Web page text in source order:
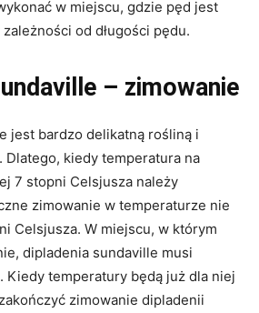
w miejscu, gdzie pęd jest
od długości pędu.
– zimowanie
jest bardzo delikatną rośliną i
Dlatego, kiedy temperatura na
7 stopni Celsjusza należy
zimowanie w temperaturze nie
Celsjusza. W miejscu, w którym
dipladenia sundaville musi
Kiedy temperatury będą już dla niej
zimowanie dipladenii